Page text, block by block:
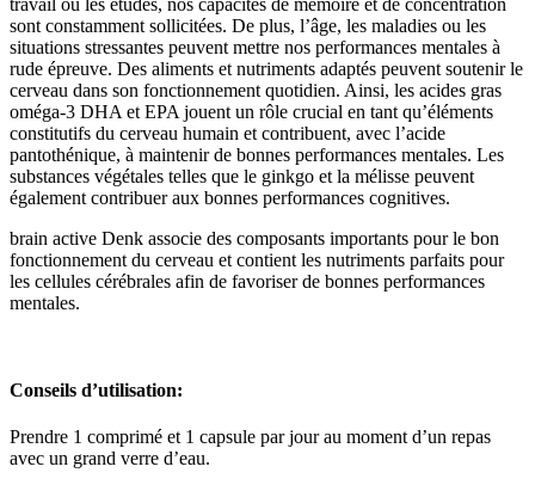
sont constamment sollicitées. De plus, l’âge, les maladies ou les
situations stressantes peuvent mettre nos performances mentales à
rude épreuve. Des aliments et nutriments adaptés peuvent soutenir le
cerveau dans son fonctionnement quotidien. Ainsi, les acides gras
oméga-3 DHA et EPA jouent un rôle crucial en tant qu’éléments
constitutifs du cerveau humain et contribuent, avec l’acide
pantothénique, à maintenir de bonnes performances mentales. Les
substances végétales telles que le ginkgo et la mélisse peuvent
également contribuer aux bonnes performances cognitives.
brain active Denk associe des composants importants pour le bon
fonctionnement du cerveau et contient les nutriments parfaits pour
les cellules cérébrales afin de favoriser de bonnes performances
mentales.
Conseils d’utilisation:
Prendre 1 comprimé et 1 capsule par jour au moment d’un repas
avec un grand verre d’eau.